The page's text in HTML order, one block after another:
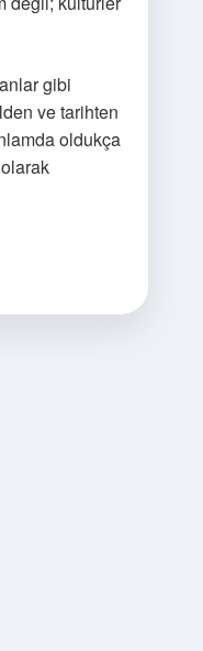
gibi
ve tarihten
oldukça